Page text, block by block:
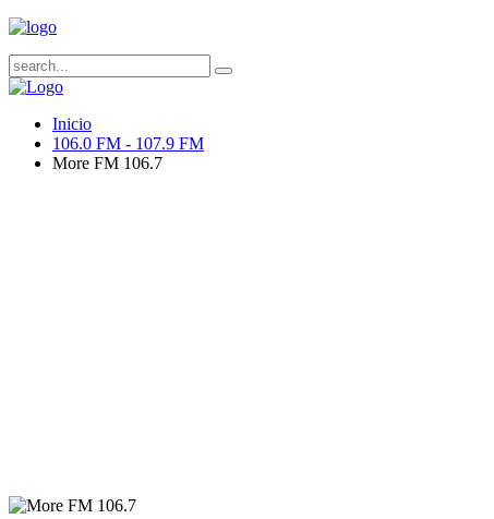
Inicio
106.0 FM - 107.9 FM
More FM 106.7